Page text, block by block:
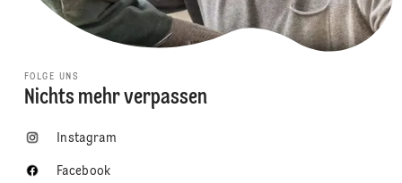
FOLGE UNS
Nichts mehr verpassen
Instagram
Facebook